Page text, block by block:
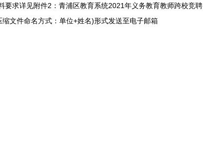
求详见附件2：青浦区教育系统2021年义务教育教师跨校竞聘
文件命名方式：单位+姓名)形式发送至电子邮箱